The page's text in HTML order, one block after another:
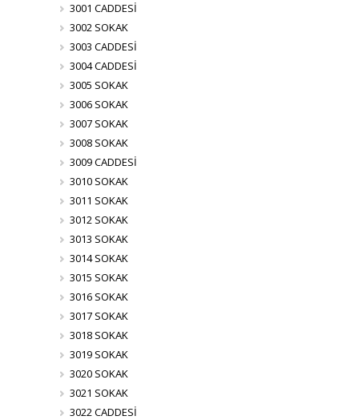
3001 CADDESİ
3002 SOKAK
3003 CADDESİ
3004 CADDESİ
3005 SOKAK
3006 SOKAK
3007 SOKAK
3008 SOKAK
3009 CADDESİ
3010 SOKAK
3011 SOKAK
3012 SOKAK
3013 SOKAK
3014 SOKAK
3015 SOKAK
3016 SOKAK
3017 SOKAK
3018 SOKAK
3019 SOKAK
3020 SOKAK
3021 SOKAK
3022 CADDESİ